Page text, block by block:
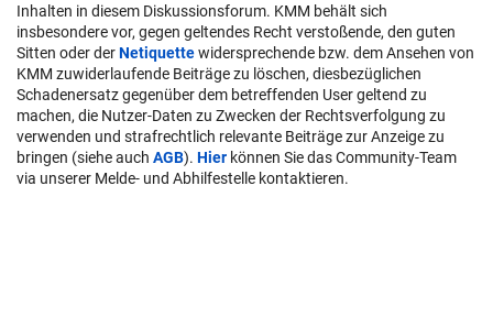
Inhalten in diesem Diskussionsforum. KMM behält sich
insbesondere vor, gegen geltendes Recht verstoßende, den guten
Sitten oder derNetiquettewidersprechende bzw. dem Ansehen von
KMM zuwiderlaufende Beiträge zu löschen, diesbezüglichen
Schadenersatz gegenüber dem betreffenden User geltend zu
machen, die Nutzer-Daten zu Zwecken der Rechtsverfolgung zu
verwenden und strafrechtlich relevante Beiträge zur Anzeige zu
bringen (siehe auch AGB). Hier können Sie das Community-Team
via unserer Melde- und Abhilfestelle kontaktieren.